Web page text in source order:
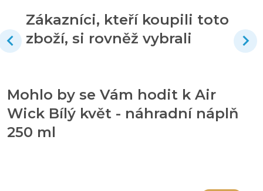
Zákazníci, kteří koupili toto
zboží, si rovněž vybrali
Mohlo by se Vám hodit k Air
Wick Bílý květ - náhradní náplň
250 ml